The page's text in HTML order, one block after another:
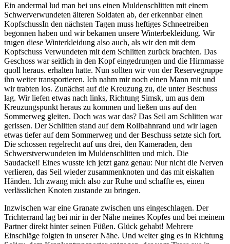
Ein andermal lud man bei uns einen Muldenschlitten mit einem
Schwerverwundeten älteren Soldaten ab, der erkennbar einen
KopfschussIn den nächsten Tagen muss heftiges Schneetreiben
begonnen haben und wir bekamen unsere Winterbekleidung. Wir
trugen diese Winterkleidung also auch, als wir den mit dem
Kopfschuss Verwundeten mit dem Schlitten zurück brachten. Das
Geschoss war seitlich in den Kopf eingedrungen und die Hirnmasse
quoll heraus. erhalten hatte. Nun sollten wir von der Reservegruppe
ihn weiter transportieren. Ich nahm mir noch einen Mann mit und
wir trabten los. Zunächst auf die Kreuzung zu, die unter Beschuss
lag. Wir liefen etwas nach links, Richtung Simsk, um aus dem
Kreuzungspunkt heraus zu kommen und ließen uns auf den
Sommerweg gleiten. Doch was war das? Das Seil am Schlitten war
gerissen. Der Schlitten stand auf dem Rollbahnrand und wir lagen
etwas tiefer auf dem Sommerweg und der Beschuss setzte sich fort.
Die schossen regelrecht auf uns drei, den Kameraden, den
Schwerstverwundeten im Muldenschlitten und mich. Die
Saudackel! Eines wusste ich jetzt ganz genau: Nur nicht die Nerven
verlieren, das Seil wieder zusammenknoten und das mit eiskalten
Händen. Ich zwang mich also zur Ruhe und schaffte es, einen
verlässlichen Knoten zustande zu bringen.
Inzwischen war eine Granate zwischen uns eingeschlagen. Der
Trichterrand lag bei mir in der Nähe meines Kopfes und bei meinem
Partner direkt hinter seinen Füßen. Glück gehabt! Mehrere
Einschläge folgten in unserer Nähe. Und weiter ging es in Richtung